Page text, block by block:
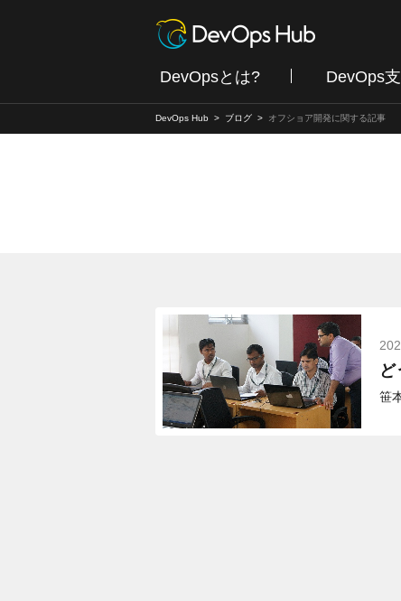
DevOpsとは? DevOps
DevOps Hub ブログ オフショア開発に関する記事
ど
笹